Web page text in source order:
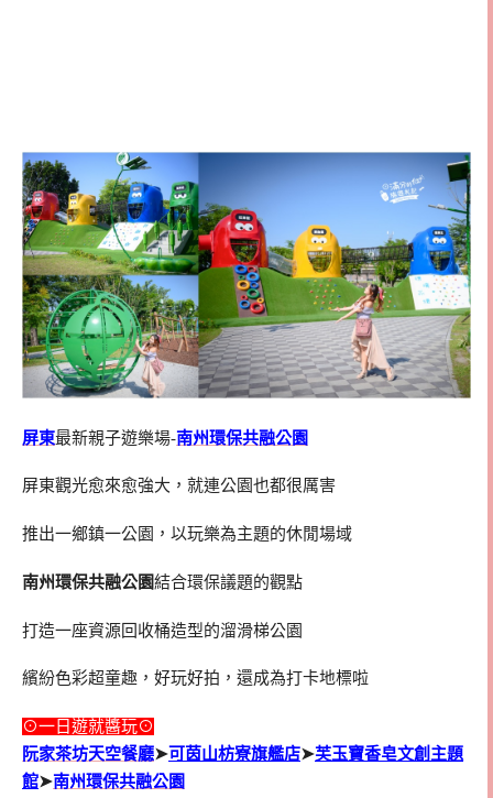
屏東最新親子遊樂場-南州環保共融公園
屏東觀光愈來愈強大，就連公園也都很厲害
推出一鄉鎮一公園，以玩樂為主題的休閒場域
南州環保共融公園結合環保議題的觀點
打造一座資源回收桶造型的溜滑梯公園
繽紛色彩超童趣，好玩好拍，還成為打卡地標啦
⊙一日遊就醬玩⊙
阮家茶坊天空餐廳➤可茵山枋寮旗艦店➤芙玉寶香皂文創主題
館➤南州環保共融公園